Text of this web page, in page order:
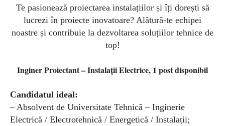
Te pasionează proiectarea instalațiilor și îți dorești să
lucrezi în proiecte inovatoare? Alătură-te echipei
noastre și contribuie la dezvoltarea soluțiilor tehnice de
top!
Inginer Proiectant – Instalații Electrice, 1 post disponibil
Candidatul ideal:
– Absolvent de Universitate Tehnică – Inginerie
Electrică / Electrotehnică / Energetică / Instalații;